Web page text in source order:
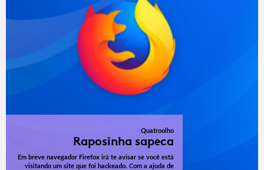
Quatroolho
Raposinha sapeca
Em breve navegador Firefox irá te avisar se você está
visitando um site que foi hackeado. Com a ajuda de